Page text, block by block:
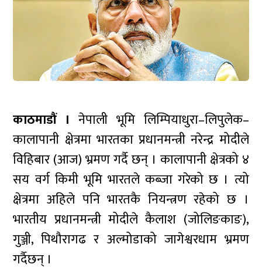
काठमाडौं । नेपाली भूमि लिम्पियाधुरा–लिपुलेक–
कालापानी क्षेत्रमा भारतका प्रधानमन्त्री नरेन्द्र मोदीले
विहिबार (आज) भ्रमण गर्दै छन् । कालापानी क्षेत्रको ४
सय वर्ग किमी भूमि भारतले कब्जा गरेको छ । त्यो
क्षेत्रमा अहिले पनि भारतकै नियन्त्रण रहेको छ ।
भारतीय प्रधानमन्त्री मोदीले कैलाश (जोलिङकाङ),
गुञ्जी, पिथौरागढ र अल्मोडाको जागेश्वरधाम भ्रमण
गर्दैछन् ।